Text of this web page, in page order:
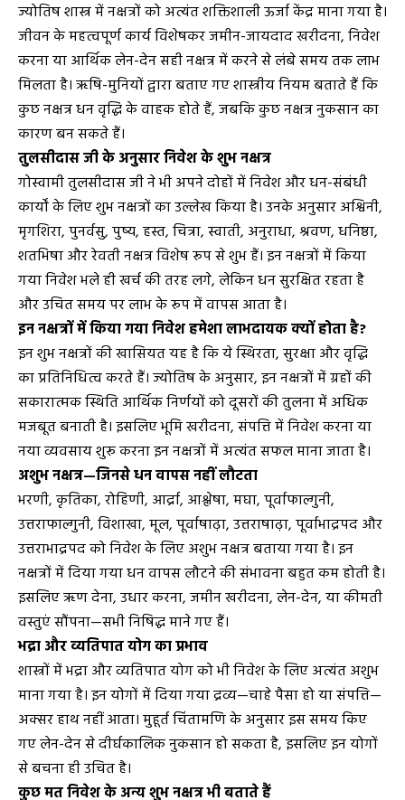
ज्योतिष शास्त्र में नक्षत्रों को अत्यंत शक्तिशाली ऊर्जा केंद्र माना गया है।
जीवन के महत्वपूर्ण कार्य विशेषकर जमीन-जायदाद खरीदना, निवेश
करना या आर्थिक लेन-देन सही नक्षत्र में करने से लंबे समय तक लाभ
मिलता है। ऋषि-मुनियों द्वारा बताए गए शास्त्रीय नियम बताते हैं कि
कुछ नक्षत्र धन वृद्धि के वाहक होते हैं, जबकि कुछ नक्षत्र नुकसान का
कारण बन सकते हैं।
तुलसीदास जी के अनुसार निवेश के शुभ नक्षत्र
गोस्वामी तुलसीदास जी ने भी अपने दोहों में निवेश और धन-संबंधी
कार्यों के लिए शुभ नक्षत्रों का उल्लेख किया है। उनके अनुसार अश्विनी,
मृगशिरा, पुनर्वसु, पुष्य, हस्त, चित्रा, स्वाती, अनुराधा, श्रवण, धनिष्ठा,
शतभिषा और रेवती नक्षत्र विशेष रूप से शुभ हैं। इन नक्षत्रों में किया
गया निवेश भले ही खर्च की तरह लगे, लेकिन धन सुरक्षित रहता है
और उचित समय पर लाभ के रूप में वापस आता है।
इन नक्षत्रों में किया गया निवेश हमेशा लाभदायक क्यों होता है?
इन शुभ नक्षत्रों की खासियत यह है कि ये स्थिरता, सुरक्षा और वृद्धि
का प्रतिनिधित्व करते हैं। ज्योतिष के अनुसार, इन नक्षत्रों में ग्रहों की
सकारात्मक स्थिति आर्थिक निर्णयों को दूसरों की तुलना में अधिक
मजबूत बनाती है। इसलिए भूमि खरीदना, संपत्ति में निवेश करना या
नया व्यवसाय शुरू करना इन नक्षत्रों में अत्यंत सफल माना जाता है।
अशुभ नक्षत्र—जिनसे धन वापस नहीं लौटता
भरणी, कृतिका, रोहिणी, आर्द्रा, आश्लेषा, मघा, पूर्वाफाल्गुनी,
उत्तराफाल्गुनी, विशाखा, मूल, पूर्वाषाढ़ा, उत्तराषाढ़ा, पूर्वाभाद्रपद और
उत्तराभाद्रपद को निवेश के लिए अशुभ नक्षत्र बताया गया है। इन
नक्षत्रों में दिया गया धन वापस लौटने की संभावना बहुत कम होती है।
इसलिए ऋण देना, उधार करना, जमीन खरीदना, लेन-देन, या कीमती
वस्तुएं सौंपना—सभी निषिद्ध माने गए हैं।
भद्रा और व्यतिपात योग का प्रभाव
शास्त्रों में भद्रा और व्यतिपात योग को भी निवेश के लिए अत्यंत अशुभ
माना गया है। इन योगों में दिया गया द्रव्य—चाहे पैसा हो या संपत्ति—
अक्सर हाथ नहीं आता। मुहूर्त चिंतामणि के अनुसार इस समय किए
गए लेन-देन से दीर्घकालिक नुकसान हो सकता है, इसलिए इन योगों
से बचना ही उचित है।
कुछ मत निवेश के अन्य शुभ नक्षत्र भी बताते हैं